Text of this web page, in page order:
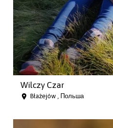
Wilczy Czar
Błażejów , Польша